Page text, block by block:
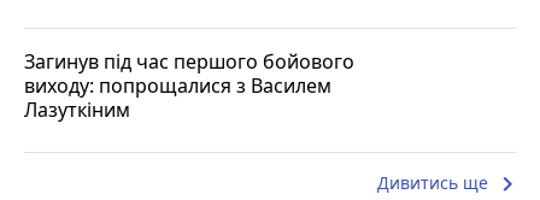
Загинув під час першого бойового
виходу: попрощалися з Василем
Лазуткіним
Дивитись ще keyboard_arrow_right